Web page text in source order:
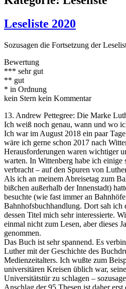
Leseliste 2020
Sozusagen die Fortsetzung der
Bewertung
*** sehr gut
** gut
* in Ordnung
kein Stern kein Kommentar
13. Andrew Pettegree: Die Marke
Ich weiß noch genau, wann und wo
Ich war im August 2018 ein paar
wäre ich gerne schon 2017 nach
Herausforderungen waren wichtiger
warten. In Wittenberg habe ich einige
verbracht – auf den Spuren von
Als ich an meinem Abreisetag zum
bißchen außerhalb der Innenstadt)
besuchte (wie fast immer an
Bahnhofsbuchhandlung. Dort sah ich
dessen Titel mich sehr interessierte.
einmal nicht zum Lesen, aber dieses
genommen.
Das Buch ist sehr spannend. Es
Luther mit der Geschichte des
Medienzeitalters. Ich wußte zum
universitären Kreisen üblich war,
Universitätstür zu schlagen –
Anschlag der 95 Thesen ist daher